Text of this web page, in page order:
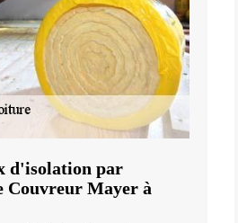
d'isolation par
Couvreur Mayer à